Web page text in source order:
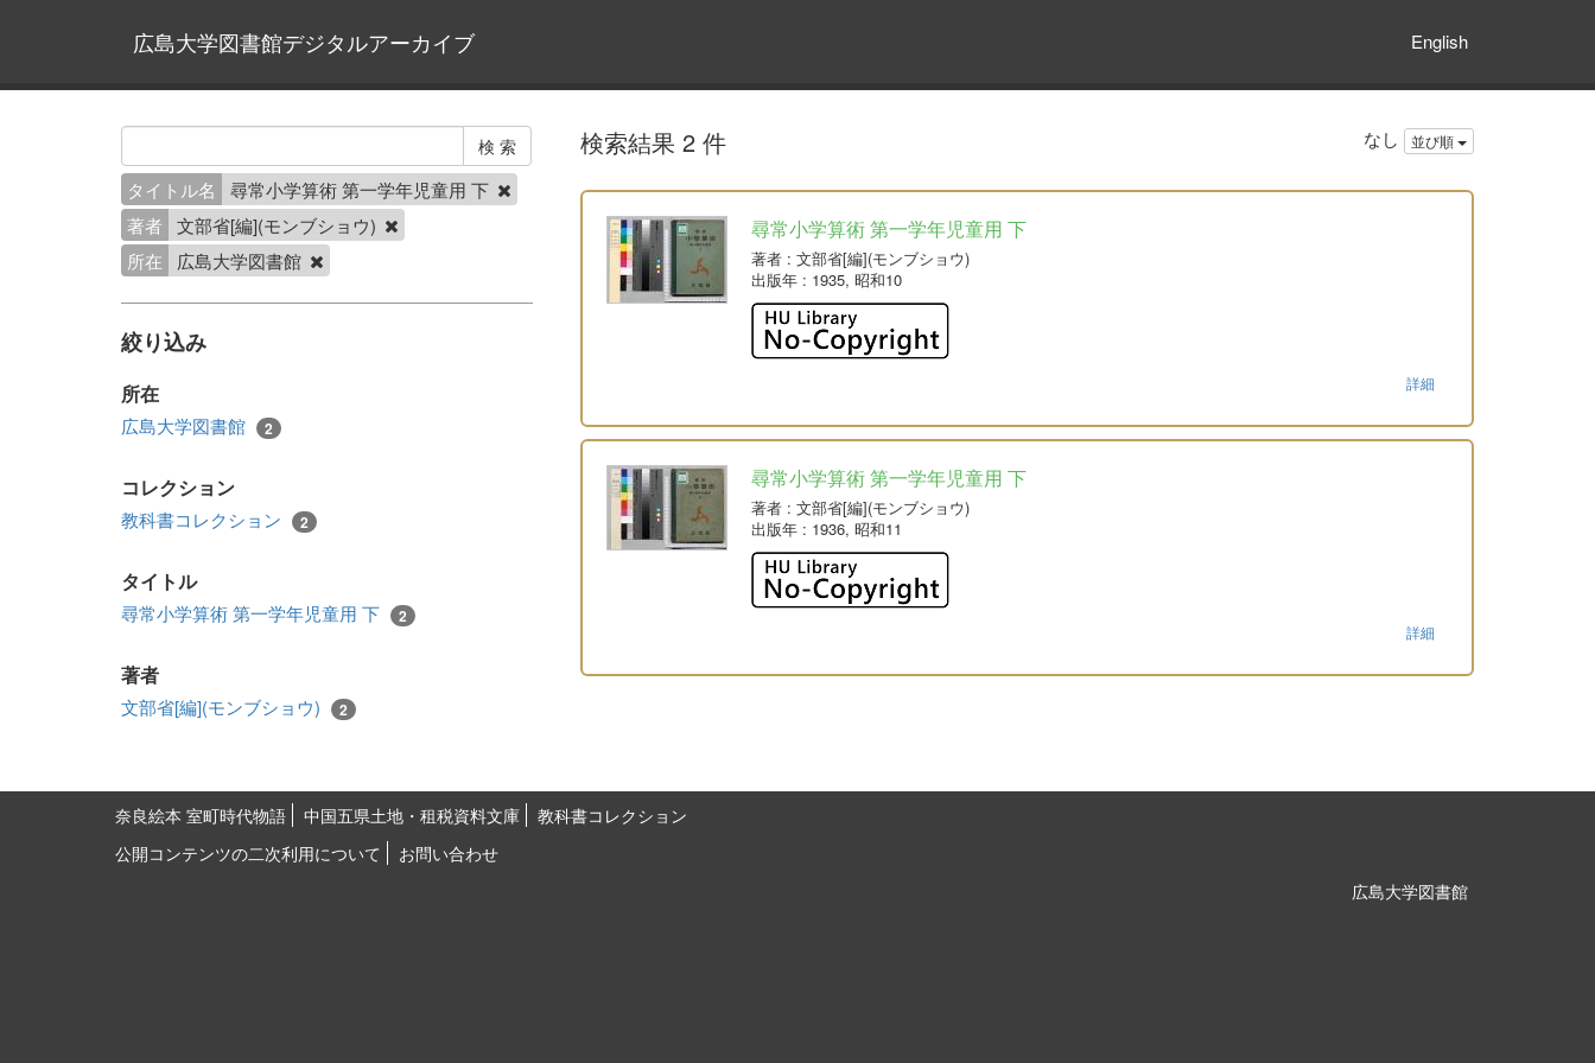
広島大学図書館デジタルアーカイブ English
タイトル名
尋常小学算術 第一学年児童用 下
著者
文部省[編](モンブショウ)
所在
広島大学図書館
絞り込み
所在
広島大学図書館 2
コレクション
教科書コレクション 2
タイトル
尋常小学算術 第一学年児童用 下 2
著者
文部省[編](モンブショウ) 2
検索結果 2 件 なし 並び順
尋常小学算術 第一学年児童用 下
著者: 文部省[編](モンブショウ)
出版年: 1935, 昭和10
詳細
尋常小学算術 第一学年児童用 下
著者: 文部省[編](モンブショウ)
出版年: 1936, 昭和11
詳細
奈良絵本 室町時代物語 中国五県土地・租税資料文庫
教科書コレクション
公開コンテンツの二次利用について
お問い合わせ
広島大学図書館